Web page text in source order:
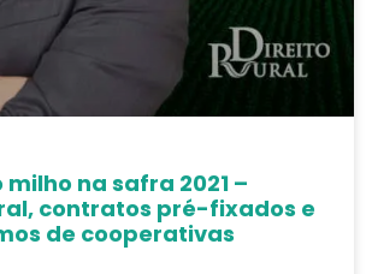
milho na safra 2021 –
contratos pré-fixados e
de cooperativas